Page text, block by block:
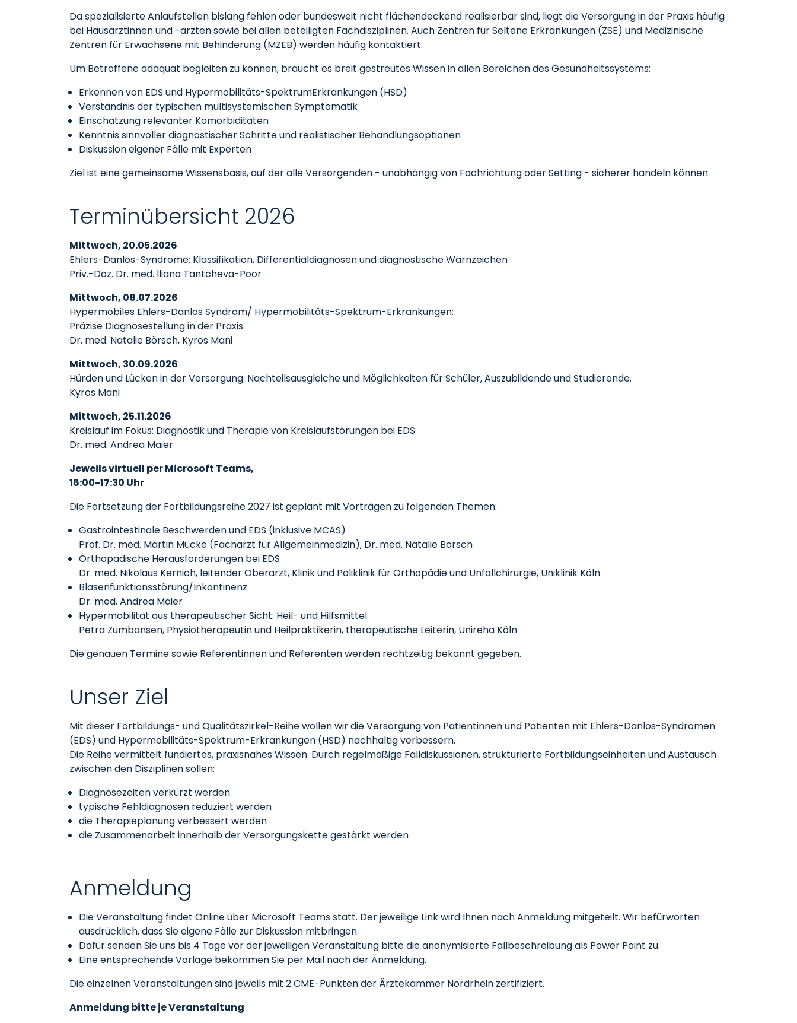
Da spezialisierte Anlaufstellen bislang fehlen oder bundesweit nicht flächendeckend realisierbar sind, liegt die Versorgung in der Praxis häufig
bei Hausärztinnen und -ärzten sowie bei allen beteiligten Fachdisziplinen. Auch Zentren für Seltene Erkrankungen (ZSE) und Medizinische
Zentren für Erwachsene mit Behinderung (MZEB) werden häufig kontaktiert.
Um Betroffene adäquat begleiten zu können, braucht es breit gestreutes Wissen in allen Bereichen des Gesundheitssystems:
Erkennen von EDS und Hypermobilitäts-Spektrum­Erkrankungen (HSD)
Verständnis der typischen multisystemischen Symptomatik
Einschätzung relevanter Komorbiditäten
Kenntnis sinnvoller diagnostischer Schritte und realistischer Behandlungsoptionen
Diskussion eigener Fälle mit Experten
Ziel ist eine gemeinsame Wissensbasis, auf der alle Versorgenden - unabhängig von Fachrichtung oder Setting - sicherer handeln können.
Terminübersicht 2026
Mittwoch, 20.05.2026
Ehlers-Danlos-Syndrome: Klassifikation, Differentialdiagnosen und diagnostische Warnzeichen
Priv.-Doz. Dr. med. lliana Tantcheva-Poor
Mittwoch, 08.07.2026
Hypermobiles Ehlers-Danlos Syndrom/ Hypermobilitäts-Spektrum-Erkrankungen:
Präzise Diagnosestellung in der Praxis
Dr. med. Natalie Börsch, Kyros Mani
Mittwoch, 30.09.2026
Hürden und Lücken in der Versorgung: Nachteilsausgleiche und Möglichkeiten für Schüler, Auszubildende und Studierende.
Kyros Mani
Mittwoch, 25.11.2026
Kreislauf im Fokus: Diagnostik und Therapie von Kreislaufstörungen bei EDS
Dr. med. Andrea Maier
Jeweils virtuell per Microsoft Teams,
16:00-17:30 Uhr
Die Fortsetzung der Fortbildungsreihe 2027 ist geplant mit Vorträgen zu folgenden Themen:
Gastrointestinale Beschwerden und EDS (inklusive MCAS)
Prof. Dr. med. Martin Mücke (Facharzt für Allgemeinmedizin), Dr. med. Natalie Börsch
Orthopädische Herausforderungen bei EDS
Dr. med. Nikolaus Kernich, leitender Oberarzt, Klinik und Poliklinik für Orthopädie und Unfallchirurgie, Uniklinik Köln
Blasenfunktionsstörung/Inkontinenz
Dr. med. Andrea Maier
Hypermobilität aus therapeutischer Sicht: Heil- und Hilfsmittel
Petra Zumbansen, Physiotherapeutin und Heilpraktikerin, therapeutische Leiterin, Unireha Köln
Die genauen Termine sowie Referentinnen und Referenten werden rechtzeitig bekannt gegeben.
Unser Ziel
Mit dieser Fortbildungs- und Qualitätszirkel-Reihe wollen wir die Versorgung von Patientinnen und Patienten mit Ehlers-Danlos-Syndromen
(EDS) und Hypermobilitäts-Spektrum-Erkrankungen (HSD) nachhaltig verbessern.
Die Reihe vermittelt fundiertes, praxisnahes Wissen. Durch regelmäßige Falldiskussionen, strukturierte Fortbildungseinheiten und Austausch
zwischen den Disziplinen sollen:
Diagnosezeiten verkürzt werden
typische Fehldiagnosen reduziert werden
die Therapieplanung verbessert werden
die Zusammenarbeit innerhalb der Versorgungs­kette gestärkt werden
Anmeldung
Die Veranstaltung findet Online über Microsoft Teams statt. Der jeweilige Link wird Ihnen nach Anmeldung mitgeteilt. Wir befürworten
ausdrücklich, dass Sie eigene Fälle zur Diskussion mitbringen.
Dafür senden Sie uns bis 4 Tage vor der jeweiligen Veranstaltung bitte die anonymisierte Fallbeschreibung als Power Point zu.
Eine entsprechende Vorlage bekommen Sie per Mail nach der Anmeldung.
Die einzelnen Veranstaltungen sind jeweils mit 2 CME-Punkten der Ärztekammer Nordrhein zertifiziert.
Anmeldung bitte je Veranstaltung